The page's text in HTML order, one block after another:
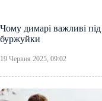
Чому димарі важливі
буржуйки
19 Червня 2025, 09:02